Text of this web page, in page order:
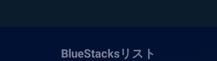
BlueStacksリスト